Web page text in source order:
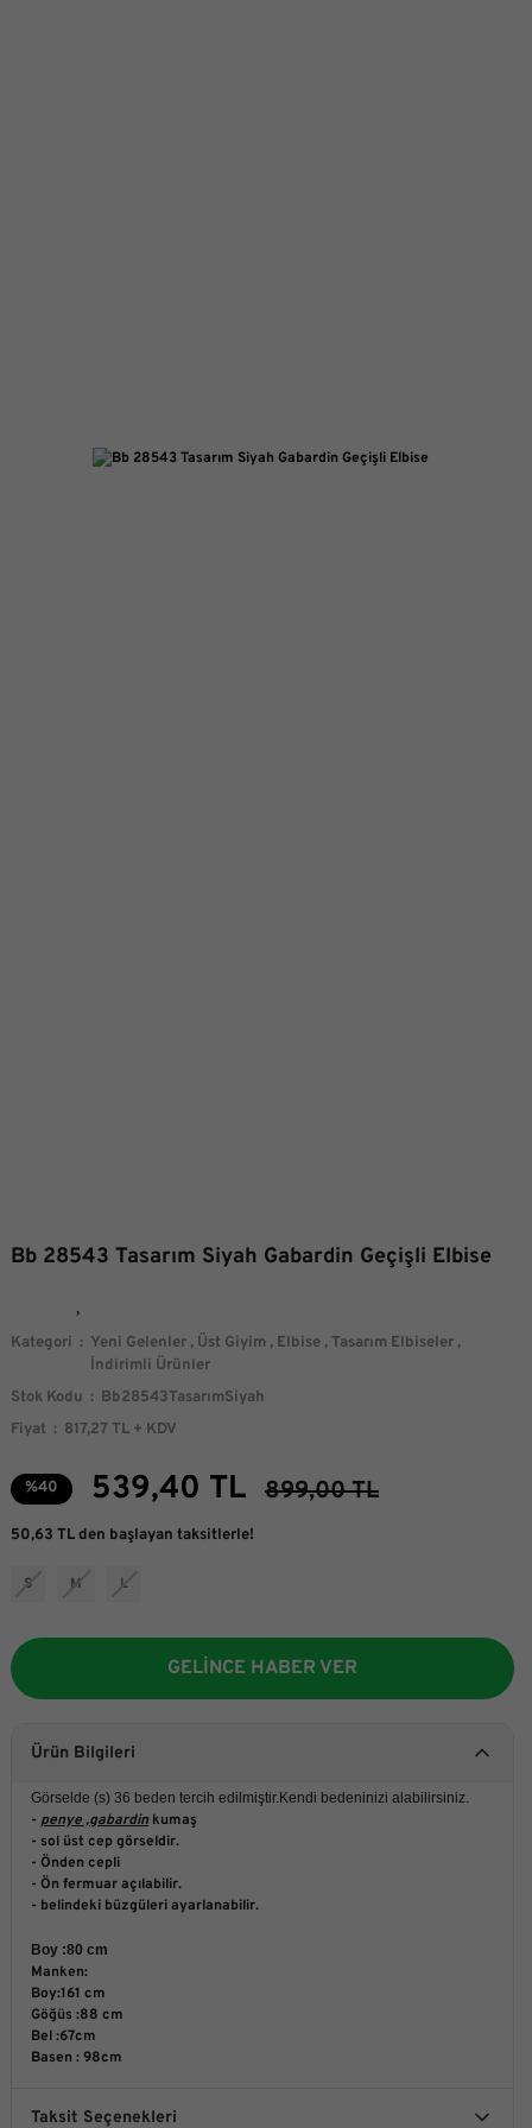
Bb 28543 Tasarım Siyah Gabardin Geçişli Elbise
Kategori Yeni Gelenler , Üst Giyim , Elbise , Tasarım Elbiseler ,
İndirimli Ürünler
Stok Kodu
Bb28543TasarımSiyah
Fiyat
817,27 TL + KDV
%40 539,40 TL 899,00 TL
50,63 TL den başlayan taksitlerle!
S M L
GELİNCE HABER VER
Ürün Bilgileri
Görselde (s) 36 beden tercih edilmiştir.Kendi bedeninizi alabilirsiniz.
- penye ,gabardin kumaş
- sol üst cep görseldir.
- Önden cepli
- Ön fermuar açılabilir.
- belindeki büzgüleri ayarlanabilir.
Boy :80 cm
Manken:
Boy:161 cm
Göğüs :88 cm
Bel :67cm
Basen : 98cm
Taksit Seçenekleri